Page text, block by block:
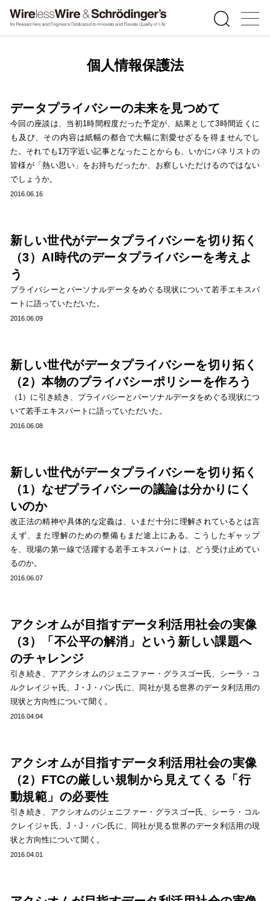
個人情報保護法
データプライバシーの未来を見つめて
今回の座談は、当初1時間程度だった予定が、結果として3時間近くに
も及び、その内容は紙幅の都合で大幅に割愛せざるを得ませんでし
た。それでも1万字近い記事となったことからも、いかにパネリストの
皆様が「熱い思い」をお持ちだったか、お察しいただけるのではない
でしょうか。
2016.06.16
新しい世代がデータプライバシーを切り拓く
（3）AI時代のデータプライバシーを考えよ
う
プライバシーとパーソナルデータをめぐる現状について若手エキスパ
ートに語っていただいた。
2016.06.09
新しい世代がデータプライバシーを切り拓く
（2）本物のプライバシーポリシーを作ろう
（1）に引き続き、プライバシーとパーソナルデータをめぐる現状につ
いて若手エキスパートに語っていただいた。
2016.06.08
新しい世代がデータプライバシーを切り拓く
（1）なぜプライバシーの議論は分かりにく
いのか
改正法の精神や具体的な定義は、いまだ十分に理解されているとは言
えず、また理解のための整備もまだ途上にある。こうしたギャップ
を、現場の第一線で活躍する若手エキスパートは、どう受け止めてい
るのか。
2016.06.07
アクシオムが目指すデータ利活用社会の実像
（3）「不公平の解消」という新しい課題へ
のチャレンジ
引き続き、アアクシオムのジェニファー・グラスゴー氏、シーラ・コ
ルクレイジャ氏、J・J・パン氏に、同社が見る世界のデータ利活用の
現状と方向性について聞く。
2016.04.04
アクシオムが目指すデータ利活用社会の実像
（2）FTCの厳しい規制から見えてくる「行
動規範」の必要性
引き続き、アクシオムのジェニファー・グラスゴー氏、シーラ・コル
クレイジャ氏、J・J・パン氏に、同社が見る世界のデータ利活用の現
状と方向性について聞く。
2016.04.01